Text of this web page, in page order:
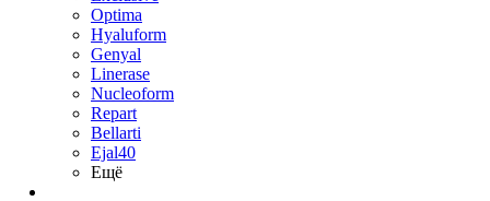
Optima
Hyaluform
Genyal
Linerase
Nucleoform
Repart
Bellarti
Ejal40
Ещё